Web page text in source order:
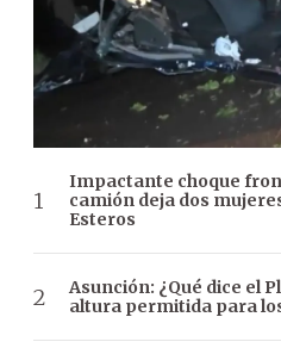
Impactante choque
camión deja dos
Esteros
Asunción: ¿Qué dice el
altura permitida para